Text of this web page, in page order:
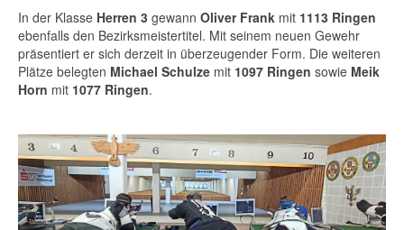
In der Klasse Herren 3 gewann Oliver Frank mit 1113 Ringen
ebenfalls den Bezirksmeistertitel. Mit seinem neuen Gewehr
präsentiert er sich derzeit in überzeugender Form. Die weiteren
Plätze belegten Michael Schulze mit 1097 Ringen sowie Meik
Horn mit 1077 Ringen.